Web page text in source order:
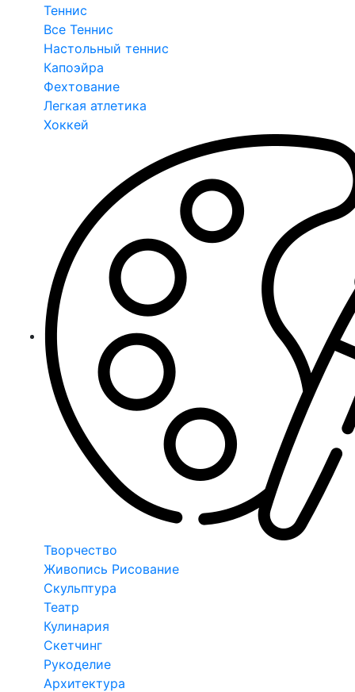
Теннис
Все Теннис
Настольный теннис
Капоэйра
Фехтование
Легкая атлетика
Хоккей
Творчество
Живопись Рисование
Скульптура
Театр
Кулинария
Скетчинг
Рукоделие
Архитектура